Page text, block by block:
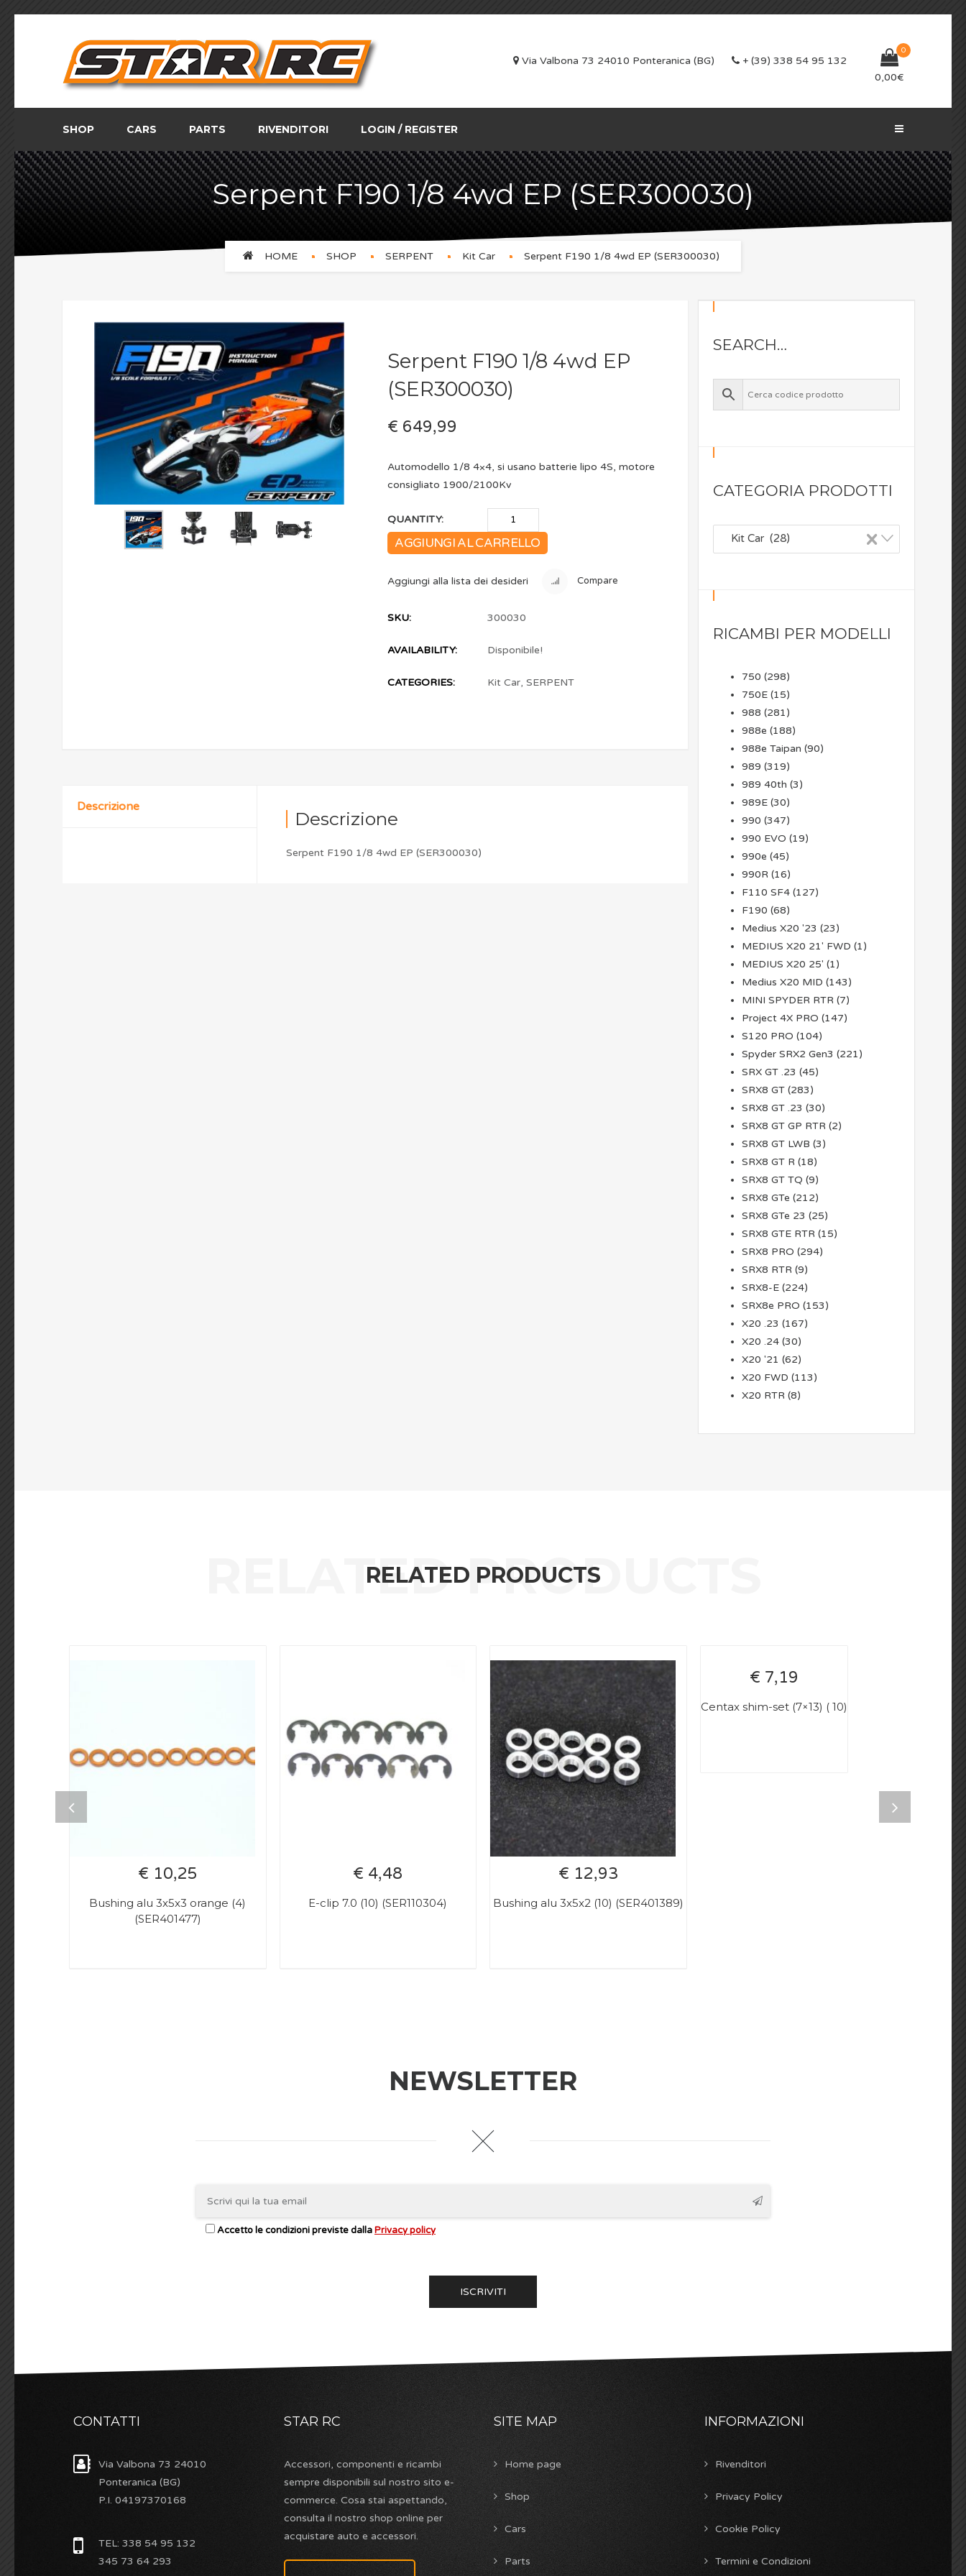
Via Valbona 73 24010 Ponteranica (BG) + (39) 338 54 95 132
0
0,00€
SHOP CARS PARTS RIVENDITORI LOGIN / REGISTER
Serpent F190 1/8 4wd EP (SER300030)
HOME SHOP SERPENT Kit Car Serpent F190 1/8 4wd EP (SER300030)
Serpent F190 1/8 4wd EP
(SER300030)
€ 649,99
Automodello 1/8 4×4, si usano batterie lipo 4S, motore
consigliato 1900/2100Kv
QUANTITY:
AGGIUNGI AL CARRELLO
Aggiungi alla lista dei desideri Compare
SKU: 300030
AVAILABILITY: Disponibile!
CATEGORIES: Kit Car,SERPENT
Descrizione
Descrizione
Serpent F190 1/8 4wd EP (SER300030)
SEARCH…
CATEGORIA PRODOTTI
×
Kit Car (28)
RICAMBI PER MODELLI
750 (298)
750E (15)
988 (281)
988e (188)
988e Taipan (90)
989 (319)
989 40th (3)
989E (30)
990 (347)
990 EVO (19)
990e (45)
990R (16)
F110 SF4 (127)
F190 (68)
Medius X20 '23 (23)
MEDIUS X20 21' FWD (1)
MEDIUS X20 25' (1)
Medius X20 MID (143)
MINI SPYDER RTR (7)
Project 4X PRO (147)
S120 PRO (104)
Spyder SRX2 Gen3 (221)
SRX GT .23 (45)
SRX8 GT (283)
SRX8 GT .23 (30)
SRX8 GT GP RTR (2)
SRX8 GT LWB (3)
SRX8 GT R (18)
SRX8 GT TQ (9)
SRX8 GTe (212)
SRX8 GTe 23 (25)
SRX8 GTE RTR (15)
SRX8 PRO (294)
SRX8 RTR (9)
SRX8-E (224)
SRX8e PRO (153)
X20 .23 (167)
X20 .24 (30)
X20 '21 (62)
X20 FWD (113)
X20 RTR (8)
RELATED PRODUCTS
€ 10,25
Bushing alu 3x5x3 orange (4)
(SER401477)
€ 4,48
E-clip 7.0 (10) (SER110304)
€ 12,93
Bushing alu 3x5x2 (10) (SER401389)
€ 7,19
Centax shim-set (7×13) ( 10)
NEWSLETTER
Accetto le condizioni previste dallaPrivacy policy
CONTATTI
Via Valbona 73 24010
Ponteranica (BG)
P.I. 04197370168
TEL: 338 54 95 132
345 73 64 293
STAR RC
Accessori, componenti e ricambi
sempre disponibili sul nostro sito e-
commerce. Cosa stai aspettando,
consulta il nostro shop online per
acquistare auto e accessori.
SITE MAP
Home page
Shop
Cars
Parts
INFORMAZIONI
Rivenditori
Privacy Policy
Cookie Policy
Termini e Condizioni